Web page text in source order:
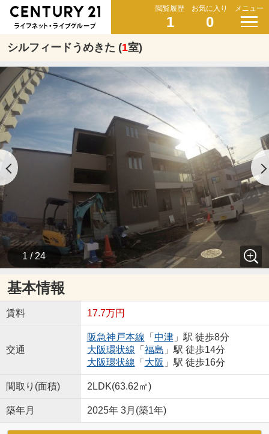
閲覧履歴
1
お気に入り
0
メニュー
シルフィードうめきた (1室)
1 / 24
基本情報
賃料 17.7万円
交通
阪急神戸本線 「 中津」駅 徒歩8分
大阪環状線 「 福島 」駅 徒歩14分
大阪環状線 「 大阪 」駅 徒歩16分
間取り(面積) 2LDK(63.62㎡)
築年月 2025年 3月(築1年)